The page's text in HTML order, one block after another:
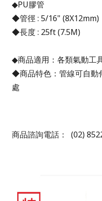
◆PU膠管
◆管徑 : 5/16" (8X12mm)
◆長度 : 25ft (7.5M)
◆商品適用：各類氣動工
◆商品特色：管線可自動
處
商品諮詢電話： (02)